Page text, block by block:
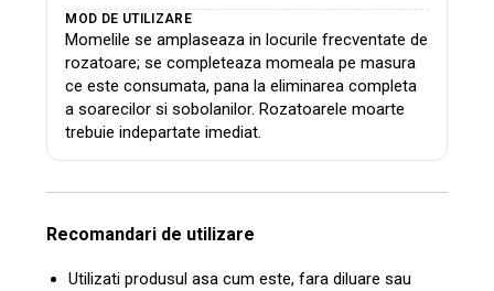
MOD DE UTILIZARE
Momelile se amplaseaza in locurile frecventate de
rozatoare; se completeaza momeala pe masura
ce este consumata, pana la eliminarea completa
a soarecilor si sobolanilor. Rozatoarele moarte
trebuie indepartate imediat.
Recomandari de utilizare
Utilizati produsul asa cum este, fara diluare sau